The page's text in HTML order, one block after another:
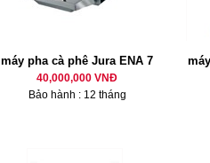
máy pha cà phê Jura ENA 7
40,000,000 VNĐ
Bảo hành : 12 tháng